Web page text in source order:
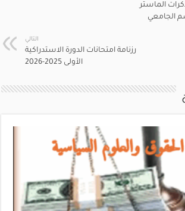
الماستر
الجامعي
التالي
رزنامة امتحانات الدورة الاستدراكية
الأولى 2025-2026